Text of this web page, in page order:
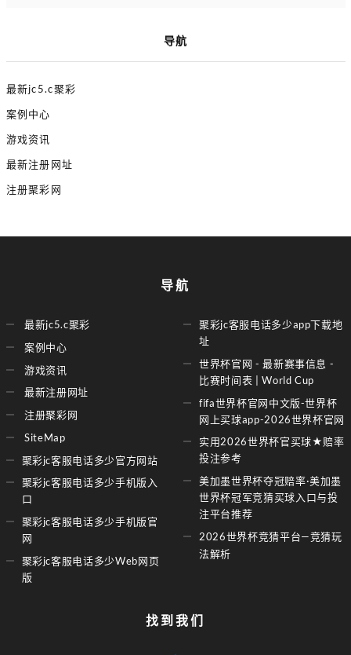
导航
最新jc5.c聚彩
案例中心
游戏资讯
最新注册网址
注册聚彩网
导航
最新jc5.c聚彩
案例中心
游戏资讯
最新注册网址
注册聚彩网
SiteMap
聚彩jc客服电话多少官方网站
聚彩jc客服电话多少手机版入
口
聚彩jc客服电话多少手机版官
网
聚彩jc客服电话多少Web网页
版
聚彩jc客服电话多少app下载地
址
世界杯官网 - 最新赛事信息 -
比赛时间表 | World Cup
fifa世界杯官网中文版-世界杯
网上买球app-2026世界杯官网
实用2026世界杯官买球★赔率
投注参考
美加墨世界杯夺冠赔率·美加墨
世界杯冠军竞猜买球入口与投
注平台推荐
2026世界杯竞猜平台—竞猜玩
法解析
找到我们